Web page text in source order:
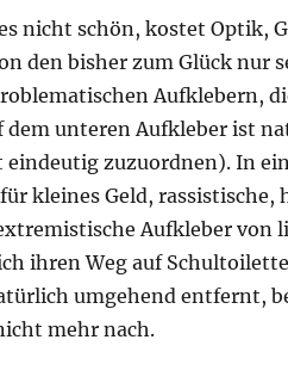
nicht schön, kostet Optik,
den bisher zum Glück nur
Aufklebern,
dem unteren Aufkleber ist
eindeutig zuzuordnen). In
kleines Geld,
Aufkleber von
ihren Weg auf
umgehend entfernt,
mehr nach.